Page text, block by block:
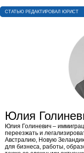
CТАТЬЮ РЕДАКТИРОВАЛ ЮРИСТ
Юлия
Юлия Голиневич​ –
переезжать и
Австралию, Новую
для бизнеса, работы,